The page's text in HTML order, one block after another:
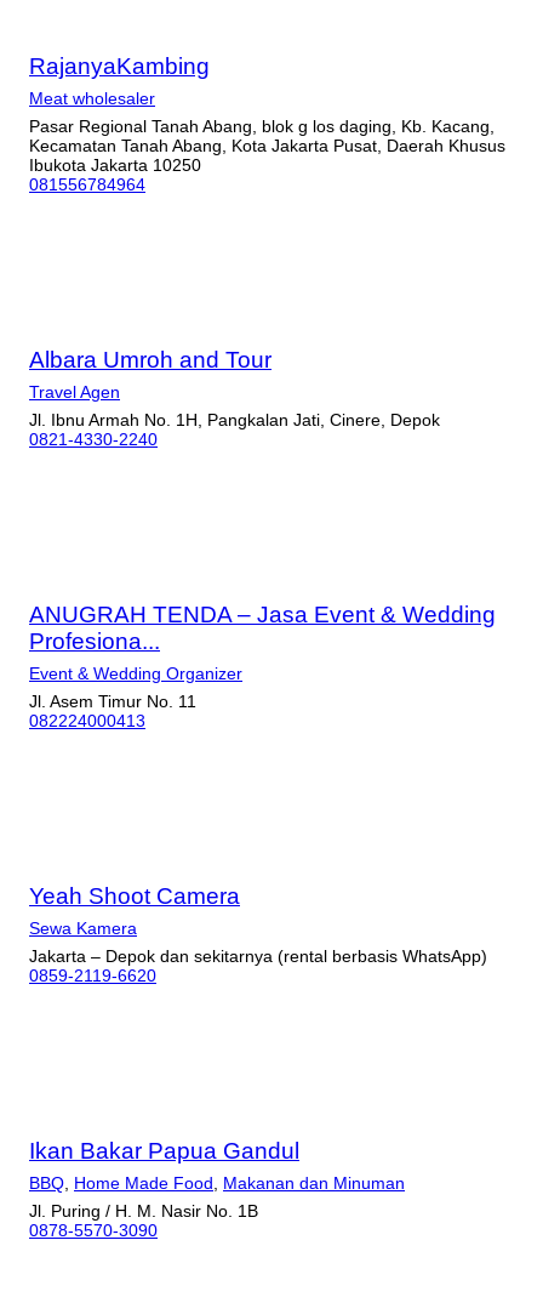
RajanyaKambing
Meat wholesaler
Pasar Regional Tanah Abang, blok g los daging, Kb. Kacang,
Kecamatan Tanah Abang, Kota Jakarta Pusat, Daerah Khusus
Ibukota Jakarta 10250
081556784964
Albara Umroh and Tour
Travel Agen
Jl. Ibnu Armah No. 1H, Pangkalan Jati, Cinere, Depok
0821-4330-2240
ANUGRAH TENDA – Jasa Event & Wedding
Profesiona...
Event & Wedding Organizer
Jl. Asem Timur No. 11
082224000413
Yeah Shoot Camera
Sewa Kamera
Jakarta – Depok dan sekitarnya (rental berbasis WhatsApp)
0859-2119-6620
Ikan Bakar Papua Gandul
BBQ Home Made Food
Makanan dan Minuman
Jl. Puring / H. M. Nasir No. 1B
0878-5570-3090